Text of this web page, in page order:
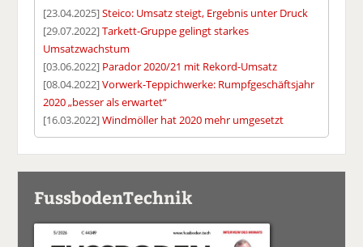
[23.04.2025]Steico: Umsatz steigt, Ergebnis unter Druck
[29.07.2022]Tarkett-Gruppe gelingt starkes
Umsatzwachstum
[03.06.2022] Parador 2020/21 mit Rekord-Umsatz
[08.04.2022]Vorwerk-Teppichwerke: Rumpfgeschäftsjahr
2020 „besser als erwartet“
[16.03.2022]Windmöller hat 2020 mehr umgesetzt
FussbodenTechnik